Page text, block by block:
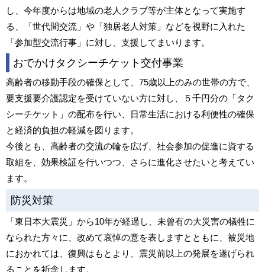
し、今年度からは地域の老人クラブ等が主体となって実施す
る、「世代間交流」や「独居老人対策」などを視野に入れた
「参加型交流行事」に対し、支援してまいります。
おでかけタクシーチケット交付事業
高齢者の移動手段の確保として、75歳以上のみの世帯の方で、
要支援要介護認定を受けていない方に対し、５千円分の「タク
シーチケット」の配布を行い、日常生活における利便性の確保
と経済的負担の軽減を図ります。
今後とも、高齢者の交流の輪を広げ、社会参加の促進に資する
取組を、効果検証を行いつつ、さらに進化させたいと考えてい
ます。
防災対策
「東日本大震災」から10年が経過し、未曾有の大災害の犠牲に
なられた方々に、改めて哀悼の意を表しますとともに、被災地
におかれては、復興はもとより、震災前以上の発展を遂げられ
ることを祈念します。